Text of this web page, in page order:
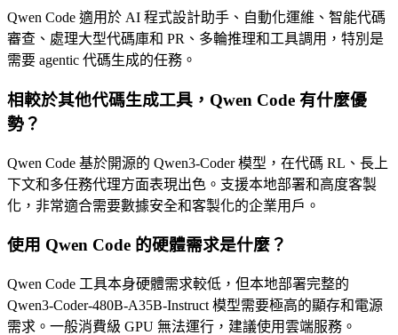
Qwen Code 適用於 AI 程式設計助手、自動化運維、智能代碼
審查、處理大型代碼庫和 PR、多輪推理和工具調用，特別是
需要 agentic 代碼生成的任務。
相較於其他代碼生成工具，Qwen Code 有什麼優
勢？
Qwen Code 基於開源的 Qwen3-Coder 模型，在代碼 RL、長上
下文和多任務代理方面表現出色。支援本地部署和高度客製
化，非常適合需要數據安全和客製化的企業用戶。
使用 Qwen Code 的硬體需求是什麼？
Qwen Code 工具本身硬體需求較低，但本地部署完整的
Qwen3-Coder-480B-A35B-Instruct 模型需要極高的顯存和電源
需求。一般消費級 GPU 無法運行，建議使用雲端服務。